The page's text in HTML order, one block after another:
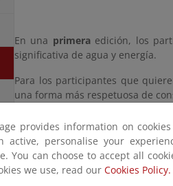
En una primeraedición, los
significativa de agua y energía.
Para los participantes que
una forma más respetuosa de
Para terminar, en una
tercera
profundizar y seguir trabajando
provides information on
active, personalise your
You can choose to accept all
we use, read our Cookies Policy.